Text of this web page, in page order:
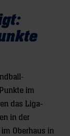
im
das Liga-
in der
im Oberhaus in